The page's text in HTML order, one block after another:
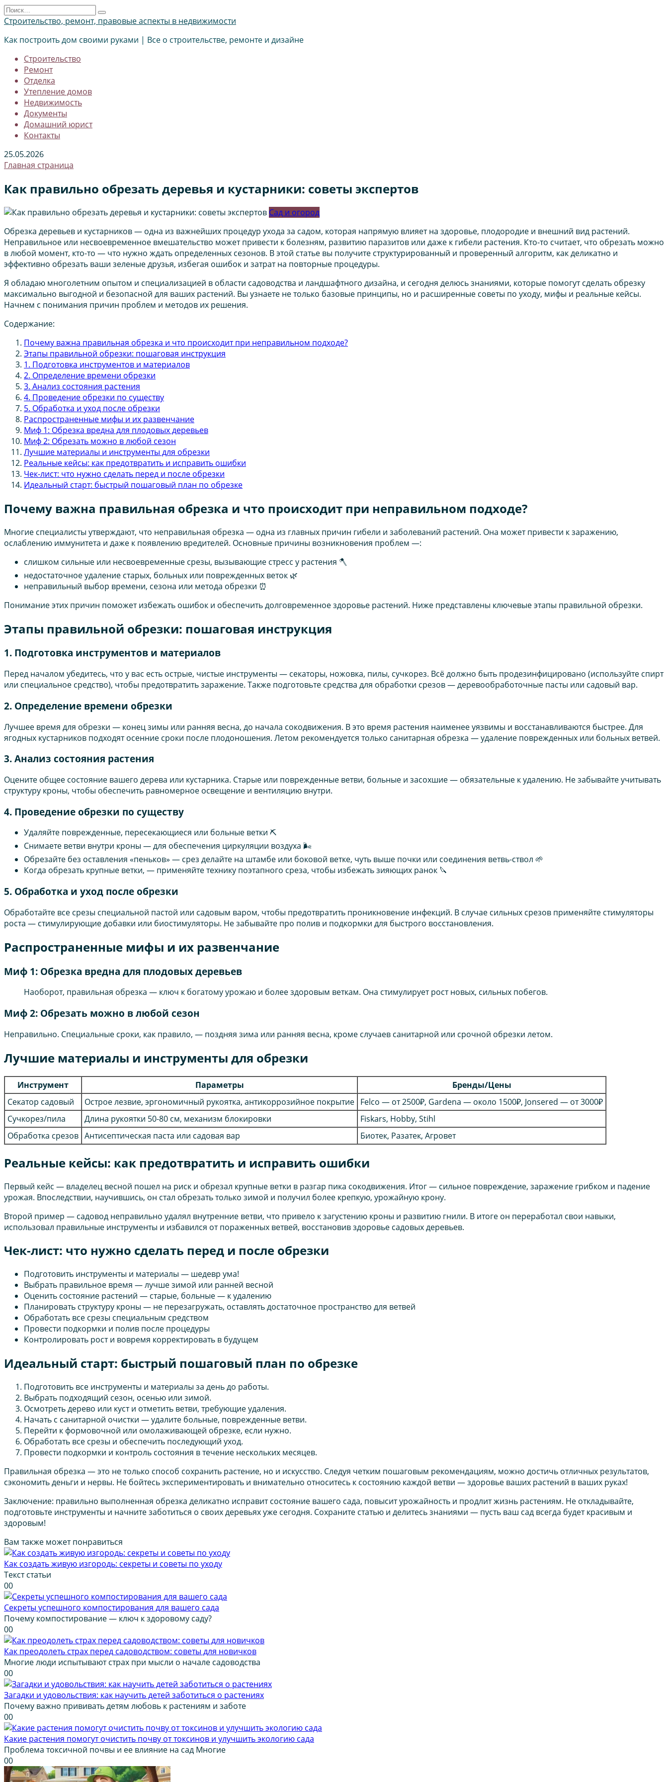
Перейти
к
Search
for:
Строительство, ремонт, правовые аспекты в недвижимости
Как построить дом своими руками | Все о строительстве, ремонте и дизайне
Строительство
Ремонт
Отделка
Утепление домов
Недвижимость
Документы
Домашний юрист
Контакты
25.05.2026
Главная страница
Как правильно обрезать деревья и кустарники: советы экспертов
Сад и огород
Обрезка деревьев и кустарников — одна из важнейших процедур ухода за садом, которая напрямую влияет на здоровье, плодородие и внешний вид растений.
Неправильное или несвоевременное вмешательство может привести к болезням, развитию паразитов или даже к гибели растения. Кто-то считает, что обрезать можно
в любой момент, кто-то — что нужно ждать определенных сезонов. В этой статье вы получите структурированный и проверенный алгоритм, как деликатно и
эффективно обрезать ваши зеленые друзья, избегая ошибок и затрат на повторные процедуры.
Я обладаю многолетним опытом и специализацией в области садоводства и ландшафтного дизайна, и сегодня делюсь знаниями, которые помогут сделать обрезку
максимально выгодной и безопасной для ваших растений. Вы узнаете не только базовые принципы, но и расширенные советы по уходу, мифы и реальные кейсы.
Начнем с понимания причин проблем и методов их решения.
Содержание:
Почему важна правильная обрезка и что происходит при неправильном подходе?
Этапы правильной обрезки: пошаговая инструкция
1. Подготовка инструментов и материалов
2. Определение времени обрезки
3. Анализ состояния растения
4. Проведение обрезки по существу
5. Обработка и уход после обрезки
Распространенные мифы и их развенчание
Миф 1: Обрезка вредна для плодовых деревьев
Миф 2: Обрезать можно в любой сезон
Лучшие материалы и инструменты для обрезки
Реальные кейсы: как предотвратить и исправить ошибки
Чек-лист: что нужно сделать перед и после обрезки
Идеальный старт: быстрый пошаговый план по обрезке
Почему важна правильная обрезка и что происходит при неправильном подходе?
Многие специалисты утверждают, что неправильная обрезка — одна из главных причин гибели и заболеваний растений. Она может привести к заражению,
ослаблению иммунитета и даже к появлению вредителей. Основные причины возникновения проблем —:
слишком сильные или несвоевременные срезы, вызывающие стресс у растения 🪓
недостаточное удаление старых, больных или поврежденных веток 🌿
неправильный выбор времени, сезона или метода обрезки ⏰
Понимание этих причин поможет избежать ошибок и обеспечить долговременное здоровье растений. Ниже представлены ключевые этапы правильной обрезки.
Этапы правильной обрезки: пошаговая инструкция
1. Подготовка инструментов и материалов
Перед началом убедитесь, что у вас есть острые, чистые инструменты — секаторы, ножовка, пилы, сучкорез. Всё должно быть продезинфицировано (используйте спирт
или специальное средство), чтобы предотвратить заражение. Также подготовьте средства для обработки срезов — деревообработочные пасты или садовый вар.
2. Определение времени обрезки
Лучшее время для обрезки — конец зимы или ранняя весна, до начала сокодвижения. В это время растения наименее уязвимы и восстанавливаются быстрее. Для
ягодных кустарников подходят осенние сроки после плодоношения. Летом рекомендуется только санитарная обрезка — удаление поврежденных или больных ветвей.
3. Анализ состояния растения
Оцените общее состояние вашего дерева или кустарника. Старые или поврежденные ветви, больные и засохшие — обязательные к удалению. Не забывайте учитывать
структуру кроны, чтобы обеспечить равномерное освещение и вентиляцию внутри.
4. Проведение обрезки по существу
Удаляйте поврежденные, пересекающиеся или больные ветки ⛏️
Снимаете ветви внутри кроны — для обеспечения циркуляции воздуха 🌬️
Обрезайте без оставления «пеньков» — срез делайте на штамбе или боковой ветке, чуть выше почки или соединения ветвь-ствол 🌱
Когда обрезать крупные ветки, — применяйте технику поэтапного среза, чтобы избежать зияющих ранок 🔪
5. Обработка и уход после обрезки
Обработайте все срезы специальной пастой или садовым варом, чтобы предотвратить проникновение инфекций. В случае сильных срезов применяйте стимуляторы
роста — стимулирующие добавки или биостимуляторы. Не забывайте про полив и подкормки для быстрого восстановления.
Распространенные мифы и их развенчание
Миф 1: Обрезка вредна для плодовых деревьев
Наоборот, правильная обрезка — ключ к богатому урожаю и более здоровым веткам. Она стимулирует рост новых, сильных побегов.
Миф 2: Обрезать можно в любой сезон
Неправильно. Специальные сроки, как правило, — поздняя зима или ранняя весна, кроме случаев санитарной или срочной обрезки летом.
Лучшие материалы и инструменты для обрезки
Инструмент Параметры
Бренды/Цены
Секатор садовый
Острое лезвие, эргономичный рукоятка, антикоррозийное покрытие Felco — от 2500₽, Gardena — около 1500₽, Jonsered — от 3000₽
Сучкорез/пила
Длина рукоятки 50-80 см, механизм блокировки
Fiskars, Hobby, Stihl
Обработка срезов Антисептическая паста или садовая вар Биотек, Разатек, Агровет
Реальные кейсы: как предотвратить и исправить ошибки
Первый кейс — владелец весной пошел на риск и обрезал крупные ветки в разгар пика сокодвижения. Итог — сильное повреждение, заражение грибком и падение
урожая. Впоследствии, научившись, он стал обрезать только зимой и получил более крепкую, урожайную крону.
Второй пример — садовод неправильно удалял внутренние ветви, что привело к загустению кроны и развитию гнили. В итоге он переработал свои навыки,
использовал правильные инструменты и избавился от пораженных ветвей, восстановив здоровье садовых деревьев.
Чек-лист: что нужно сделать перед и после обрезки
Подготовить инструменты и материалы — шедевр ума!
Выбрать правильное время — лучше зимой или ранней весной
Оценить состояние растений — старые, больные — к удалению
Планировать структуру кроны — не перезагружать, оставлять достаточное пространство для ветвей
Обработать все срезы специальным средством
Провести подкормки и полив после процедуры
Контролировать рост и вовремя корректировать в будущем
Идеальный старт: быстрый пошаговый план по обрезке
Подготовить все инструменты и материалы за день до работы.
Выбрать подходящий сезон, осенью или зимой.
Осмотреть дерево или куст и отметить ветви, требующие удаления.
Начать с санитарной очистки — удалите больные, поврежденные ветви.
Перейти к формовочной или омолаживающей обрезке, если нужно.
Обработать все срезы и обеспечить последующий уход.
Провести подкормки и контроль состояния в течение нескольких месяцев.
Правильная обрезка — это не только способ сохранить растение, но и искусство. Следуя четким пошаговым рекомендациям, можно достичь отличных результатов,
сэкономить деньги и нервы. Не бойтесь экспериментировать и внимательно относитесь к состоянию каждой ветви — здоровье ваших растений в ваших руках!
Заключение: правильно выполненная обрезка деликатно исправит состояние вашего сада, повысит урожайность и продлит жизнь растениям. Не откладывайте,
подготовьте инструменты и начните заботиться о своих деревьях уже сегодня. Сохраните статью и делитесь знаниями — пусть ваш сад всегда будет красивым и
здоровым!
Вам также может понравиться
Как создать живую изгородь: секреты и советы по уходу
Текст статьи
00
Секреты успешного компостирования для вашего сада
Почему компостирование — ключ к здоровому саду?
00
Как преодолеть страх перед садоводством: советы для новичков
Многие люди испытывают страх при мысли о начале садоводства
00
Загадки и удовольствия: как научить детей заботиться о растениях
Почему важно прививать детям любовь к растениям и заботе
00
Какие растения помогут очистить почву от токсинов и улучшить экологию сада
Проблема токсичной почвы и ее влияние на сад Многие
00